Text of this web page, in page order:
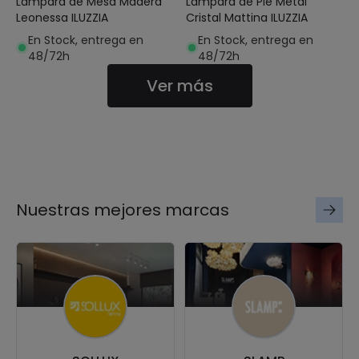
Leonessa ILUZZIA
En Stock, entrega en
48/72h
Cristal Mattina ILUZZIA
En Stock, entrega en
48/72h
Ver más
Nuestras mejores marcas